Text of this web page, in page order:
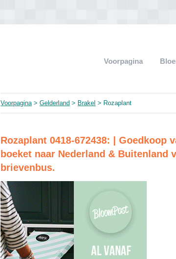
Voorpagina
Voorpagina>Gelderland > Brakel > Rozaplant
Rozaplant 0418-672438: | Goedkoop
boeket naar Nederland & Buitenland
brievenbus.